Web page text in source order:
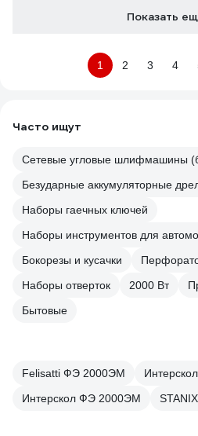
Показать
1 2 3 4
Часто ищут
Сетевые угловые шлифмашины
Безударные аккумуляторные
Наборы гаечных ключей
Наборы инструментов для
Бокорезы и кусачки
Наборы отверток
2000 Вт
Бытовые
Felisatti ФЭ 2000ЭМ
Интерскол ФЭ 2000ЭМ